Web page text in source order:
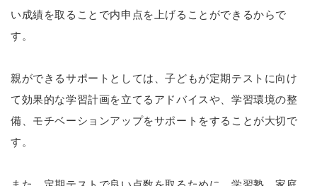
い成績を取ることで内申点を上げることができるからで
す。
親ができるサポートとしては、子どもが定期テストに向け
て効果的な学習計画を立てるアドバイスや、学習環境の整
備、モチベーションアップをサポートをすることが大切で
す。